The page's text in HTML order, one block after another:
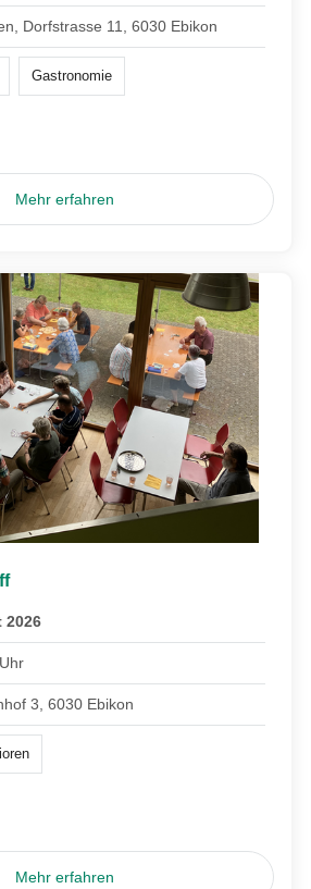
Dorfstrasse 11, 6030 Ebikon
Gastronomie
Mehr erfahren
2026
3, 6030 Ebikon
Mehr erfahren